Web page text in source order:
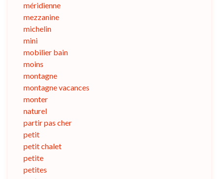
méridienne
mezzanine
michelin
mini
mobilier bain
moins
montagne
montagne vacances
monter
naturel
partir pas cher
petit
petit chalet
petite
petites